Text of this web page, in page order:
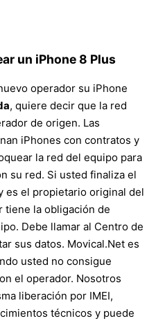
un iPhone 8 Plus
operador su iPhone
, quiere decir que la red
de origen. Las
iPhones con contratos y
la red del equipo para
su red. Si usted finaliza el
es el propietario original del
tiene la obligación de
Debe llamar al Centro de
sus datos. Movical.Net es
usted no consigue
el operador. Nosotros
liberación por IMEI,
técnicos y puede